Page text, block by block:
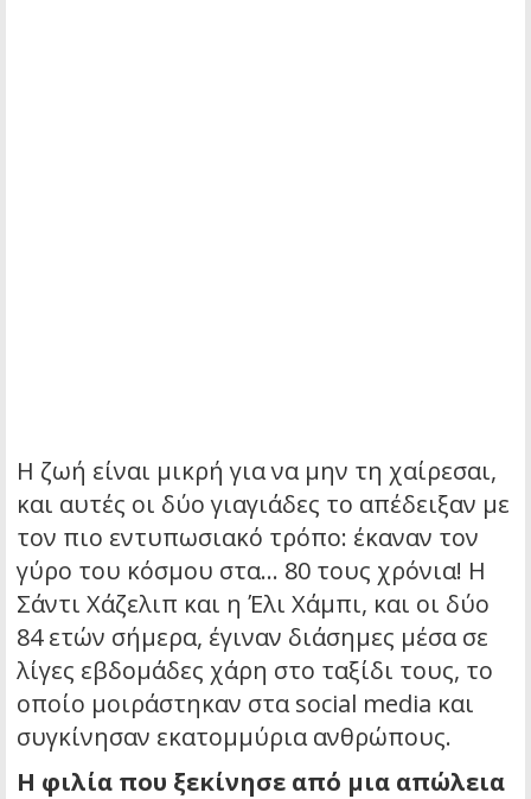
Η ζωή είναι μικρή για να μην τη χαίρεσαι,
και αυτές οι δύο γιαγιάδες το απέδειξαν με
τον πιο εντυπωσιακό τρόπο: έκαναν τον
γύρο του κόσμου στα… 80 τους χρόνια! Η
Σάντι Χάζελιπ και η Έλι Χάμπι, και οι δύο
84 ετών σήμερα, έγιναν διάσημες μέσα σε
λίγες εβδομάδες χάρη στο ταξίδι τους, το
οποίο μοιράστηκαν στα social media και
συγκίνησαν εκατομμύρια ανθρώπους.
Η φιλία που ξεκίνησε από μια απώλεια